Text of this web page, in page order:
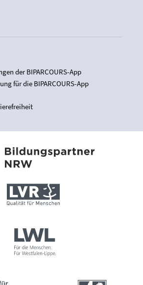
der BIPARCOURS-App
für die BIPARCOURS-App